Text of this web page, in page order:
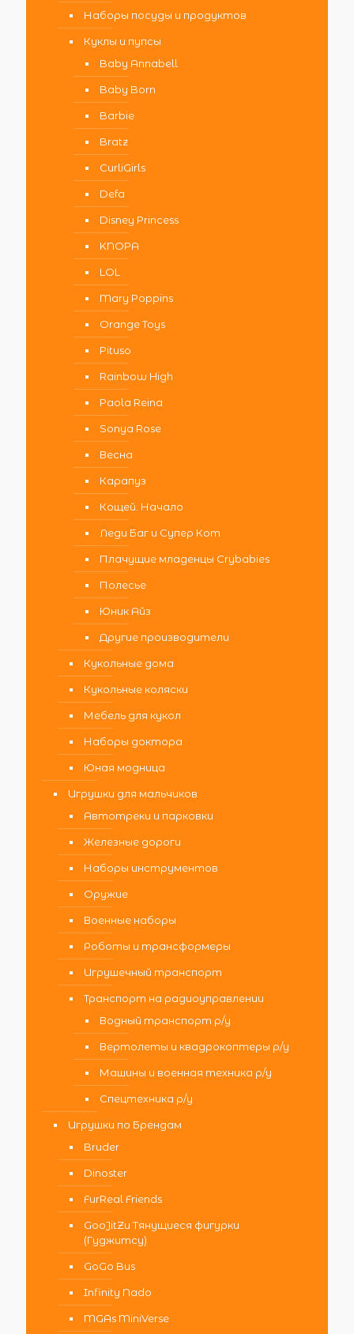
Наборы посуды и продуктов
Куклы и пупсы
Baby Annabell
Baby Born
Barbie
Bratz
CurliGirls
Defa
Disney Princess
KNOPA
LOL
Mary Poppins
Orange Toys
Pituso
Rainbow High
Paola Reina
Sonya Rose
Весна
Карапуз
Кощей. Начало
Леди Баг и Супер Кот
Плачущие младенцы Crybabies
Полесье
Юник Айз
Другие производители
Кукольные дома
Кукольные коляски
Мебель для кукол
Наборы доктора
Юная модница
Игрушки для мальчиков
Автотреки и парковки
Железные дороги
Наборы инструментов
Оружие
Военные наборы
Роботы и трансформеры
Игрушечный транспорт
Транспорт на радиоуправлении
Водный транспорт р/у
Вертолеты и квадрокоптеры р/у
Машины и военная техника р/у
Спецтехника р/у
Игрушки по Брендам
Bruder
Dinoster
FurReal Friends
GooJitZu Тянущиеся фигурки
(Гуджитсу)
GoGo Bus
Infinity Nado
MGAs MiniVerse